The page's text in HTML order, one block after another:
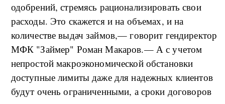
одобрений, стремясь рационализировать свои
расходы. Это скажется и на объемах, и на
количестве выдач займов,— говорит гендиректор
МФК "Займер" Роман Макаров.— А с учетом
непростой макроэкономической обстановки
доступные лимиты даже для надежных клиентов
будут очень ограниченными, а сроки договоров